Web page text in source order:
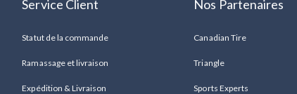
Service Client
Statut de la commande
Ramassage et livraison
Expédition & Livraison
Nos Partenaires
Canadian Tire
Triangle
Sports Experts